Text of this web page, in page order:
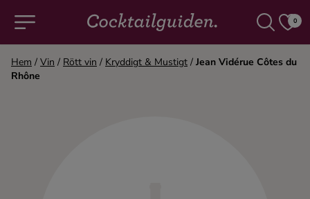
0
COCKTAILS & DRINKAR
Hem / Vin / Rött vin / Kryddigt & Mustigt / Jean Vidérue Côtes du
Rhône